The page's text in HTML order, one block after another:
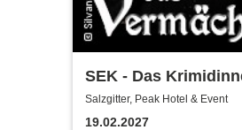
SEK - Das
Vermächtnis
Salzgitter, Peak Hotel & Event
19.02.2027